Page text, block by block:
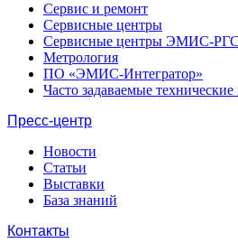
Сервис и ремонт
Сервисные центры
Сервисные центры ЭМИС-РГС
Метрология
ПО «ЭМИС-Интегратор»
Часто задаваемые
Пресс-центр
Новости
Статьи
Выставки
База знаний
Контакты